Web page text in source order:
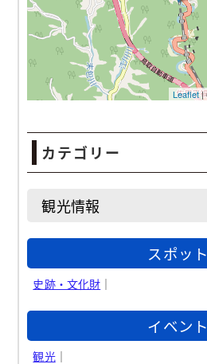
カテゴリー
観光情報
スポット
史跡・文化財 ｜
イベント
観光｜